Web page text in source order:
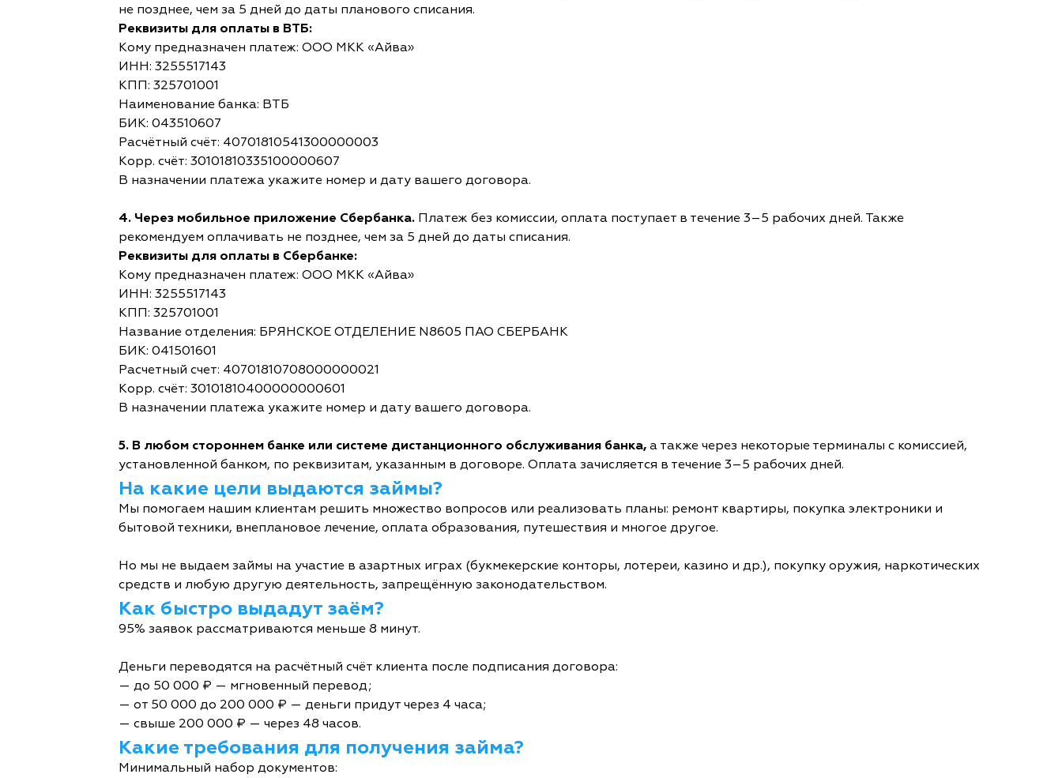
не позднее, чем за 5 дней до даты планового списания.
Реквизиты для оплаты в ВТБ:
Кому предназначен платеж: ООО МКК «Айва»
ИНН: 3255517143
КПП: 325701001
Наименование банка: ВТБ
БИК: 043510607
Расчётный счёт: 40701810541300000003
Корр. счёт: 30101810335100000607
В назначении платежа укажите номер и дату вашего договора.
4. Через мобильное приложение Сбербанка. Платеж без комиссии, оплата поступает в течение 3–5 рабочих дней. Также
рекомендуем оплачивать не позднее, чем за 5 дней до даты списания.
Реквизиты для оплаты в Сбербанке:
Кому предназначен платеж: ООО МКК «Айва»
ИНН: 3255517143
КПП: 325701001
Название отделения: БРЯНСКОЕ ОТДЕЛЕНИЕ N8605 ПАО СБЕРБАНК
БИК: 041501601
Расчетный счет: 40701810708000000021
Корр. счёт: 30101810400000000601
В назначении платежа укажите номер и дату вашего договора.
5. В любом стороннем банке или системе дистанционного обслуживания банка, а также через некоторые терминалы с комиссией,
установленной банком, по реквизитам, указанным в договоре. Оплата зачисляется в течение 3–5 рабочих дней.
На какие цели выдаются займы?
Мы помогаем нашим клиентам решить множество вопросов или реализовать планы: ремонт квартиры, покупка электроники и
бытовой техники, внеплановое лечение, оплата образования, путешествия и многое другое.
Но мы не выдаем займы на участие в азартных играх (букмекерские конторы, лотереи, казино и др.), покупку оружия, наркотических
средств и любую другую деятельность, запрещённую законодательством.
Как быстро выдадут заём?
95% заявок рассматриваются меньше 8 минут.
Деньги переводятся на расчётный счёт клиента после подписания договора:
— до 50 000 ₽ — мгновенный перевод;
— от 50 000 до 200 000 ₽ — деньги придут через 4 часа;
— свыше 200 000 ₽ — через 48 часов.
Какие требования для получения займа?
Минимальный набор документов: